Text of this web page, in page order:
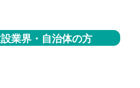
業界・自治体の方